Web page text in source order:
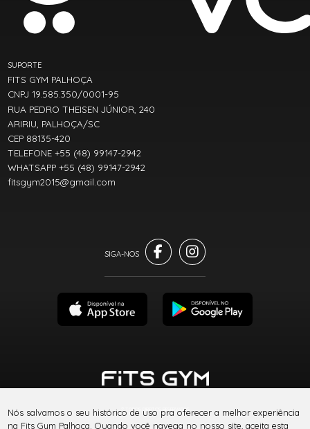
SUPORTE
FITS GYM PALHOÇA
CNPJ 19.585.350/0001-95
RUA PEDRO THEISEN JÚNIOR, 240
ARIRIU, PALHOÇA/SC
CEP 88135-420
TELEFONE +55 (48) 99147-2942
WHATSAPP +55 (48) 99147-2942
fitsgym2015@gmail.com
® TODOS DIREITOS RESERVADOS
Nós salvamos o seu histórico de uso pra oferecer a melhor experiência
na Fits Gym Palhoça. Quando você navega no nosso site, aceita esta